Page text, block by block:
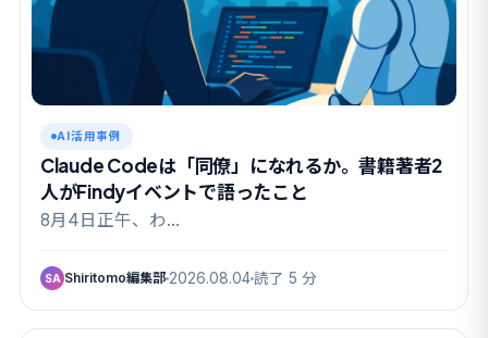
AI活用事例
Claude Codeは「同僚」になれるか。書籍著者2
人がFindyイベントで語ったこと
8月4日正午、わ…
SA Shiritomo編集部 2026.08.04読了 5 分